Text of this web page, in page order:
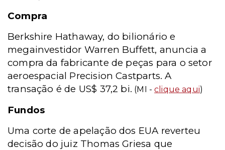
Compra
Berkshire Hathaway, do bilionário e
megainvestidor Warren Buffett, anuncia a
compra da fabricante de peças para o setor
aeroespacial Precision Castparts. A
transação é de US$ 37,2 bi. (MI -clique aqui)
Fundos
Uma corte de apelação dos EUA reverteu
decisão do juiz Thomas Griesa que